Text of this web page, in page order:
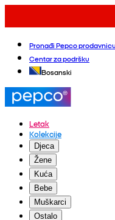
Pronađi Pepco prodavnicu
Centar za podršku
Bosanski
Letak
Kolekcije
Djeca
Žene
Kuća
Bebe
Muškarci
Ostalo